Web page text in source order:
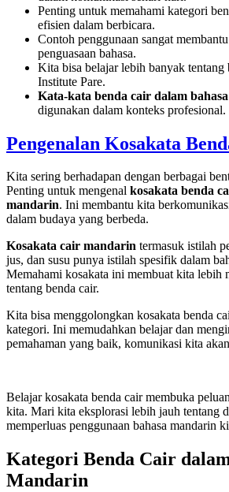
Penting untuk memahami kategori
efisien dalam berbicara.
Contoh penggunaan sangat
penguasaan bahasa.
Kita bisa belajar lebih banyak
Institute Pare.
Kata-kata benda cair dalam
digunakan dalam konteks profesional.
Pengenalan Kosakata
Kita sering berhadapan dengan berbagai
Penting untuk mengenal kosakata benda
mandarin. Ini membantu kita
dalam budaya yang berbeda.
Kosakata cair mandarin termasuk istilah
jus, dan susu punya istilah spesifik dalam
Memahami kosakata ini membuat kita lebih
tentang benda cair.
Kita bisa menggolongkan kosakata benda
kategori. Ini memudahkan belajar dan
pemahaman yang baik, komunikasi kita
Belajar kosakata benda cair membuka
kita. Mari kita eksplorasi lebih jauh tentang
memperluas penggunaan bahasa mandarin
Kategori Benda Cair
Mandarin